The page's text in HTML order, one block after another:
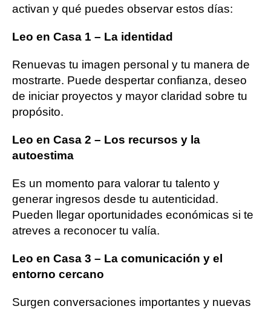
activan y qué puedes observar estos días:
Leo en Casa 1 – La identidad
Renuevas tu imagen personal y tu manera de
mostrarte. Puede despertar confianza, deseo
de iniciar proyectos y mayor claridad sobre tu
propósito.
Leo en Casa 2 – Los recursos y la
autoestima
Es un momento para valorar tu talento y
generar ingresos desde tu autenticidad.
Pueden llegar oportunidades económicas si te
atreves a reconocer tu valía.
Leo en Casa 3 – La comunicación y el
entorno cercano
Surgen conversaciones importantes y nuevas